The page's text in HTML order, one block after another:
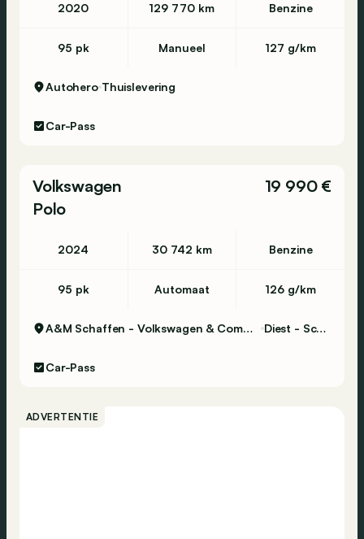
2020 129 770 km Benzine
95 pk Manueel 127 g/km
Autohero Thuislevering
Car-Pass
Volkswagen
Polo
19 990 €
2024 30 742 km Benzine
95 pk Automaat 126 g/km
A&M Schaffen - Volkswagen & Commercial Vehicles Diest - Schaffen
Car-Pass
ADVERTENTIE